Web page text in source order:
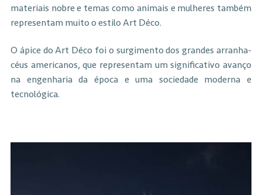
materiais nobre e temas como animais e mulheres também
representam muito o estilo Art Déco.
O ápice do Art Déco foi o surgimento dos grandes arranha-
céus americanos, que representam um significativo avanço
na engenharia da época e uma sociedade moderna e
tecnológica.